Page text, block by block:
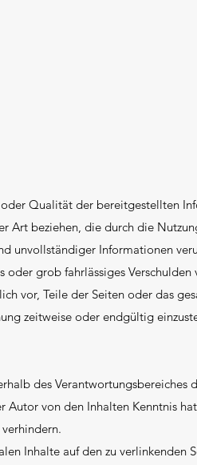
Qualität der bereitgestellten
Art beziehen, die durch die
unvollständiger Informationen
oder grob fahrlässiges
vor, Teile der Seiten oder das
zeitweise oder endgültig
des Verantwortungsbereiches
von den Inhalten Kenntnis
Inhalte auf den zu verlinkenden